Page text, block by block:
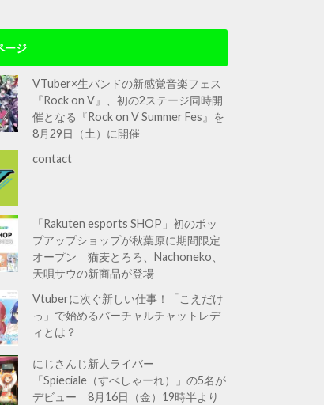
ージ
VTuber×生バンドの新感覚音楽フェス
『Rock on V』、初の2ステージ同時開
催となる『Rock on V Summer Fes』を
8月29日（土）に開催
contact
「Rakuten esports SHOP」初のポッ
プアップショップが秋葉原に期間限定
オープン 猫麦とろろ、Nachoneko、
天唄サウの新商品が登場
Vtuberに次ぐ新しい仕事！「こえだけ
っ」で始めるバーチャルチャットレデ
ィとは？
にじさんじ新人ライバー
「Spieciale（すぺしゃーれ）」の5名が
デビュー 8月16日（金）19時半より